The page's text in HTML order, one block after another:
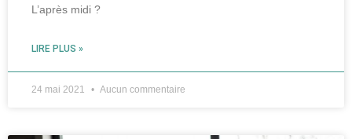
L’après midi ?
LIRE PLUS »
24 mai 2021 Aucun commentaire